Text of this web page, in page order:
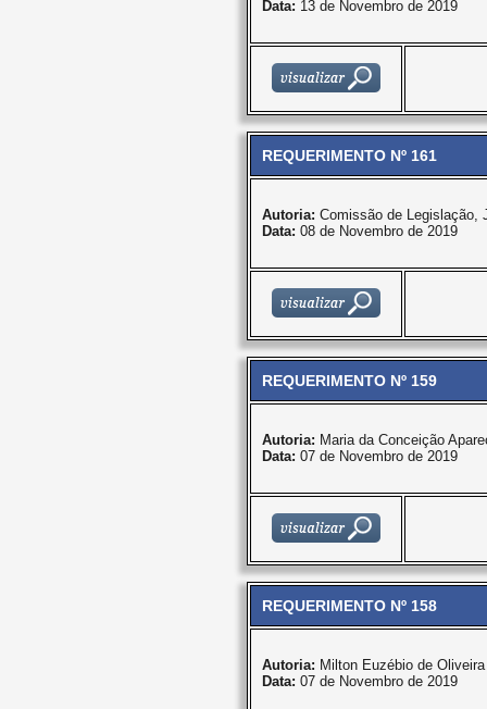
Data: 13 de Novembro de 2019
REQUERIMENTO Nº 161
Autoria: Comissão de Legislação,
Data: 08 de Novembro de 2019
REQUERIMENTO Nº 159
Autoria: Maria da Conceição
Data: 07 de Novembro de 2019
REQUERIMENTO Nº 158
Autoria: Milton Euzébio de Oliveira
Data: 07 de Novembro de 2019